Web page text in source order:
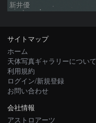
新井優
サイトマップ
ホーム
天体写真ギャラリーについて
利用規約
ログイン/新規登録
お問い合わせ
会社情報
アストロアーツ